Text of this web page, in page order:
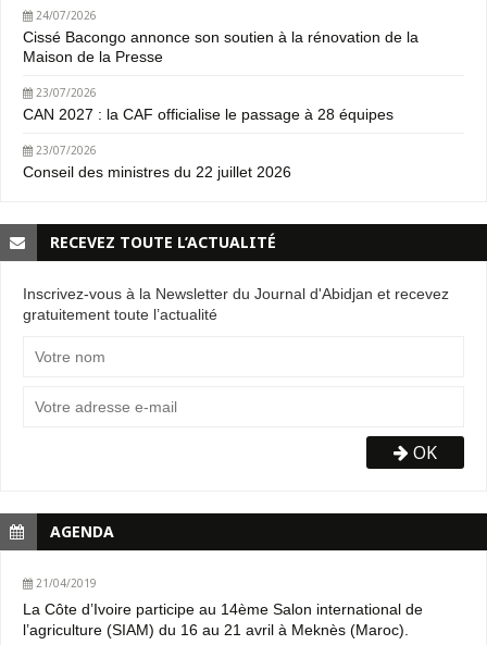
24/07/2026
Cissé Bacongo annonce son soutien à la rénovation de la
Maison de la Presse
23/07/2026
CAN 2027 : la CAF officialise le passage à 28 équipes
23/07/2026
Conseil des ministres du 22 juillet 2026
RECEVEZ TOUTE L’ACTUALITÉ
Inscrivez-vous à la Newsletter du Journal d'Abidjan et recevez
gratuitement toute l’actualité
OK
AGENDA
21/04/2019
La Côte d’Ivoire participe au 14ème Salon international de
l’agriculture (SIAM) du 16 au 21 avril à Meknès (Maroc).